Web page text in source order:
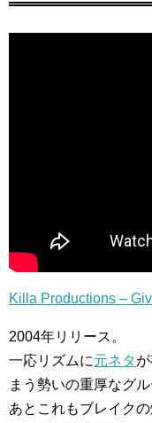
Killa Productions –
2004年リリース。
一応リズムに元ネタ
まう勢いの重厚なグル
あとこれもブレイク